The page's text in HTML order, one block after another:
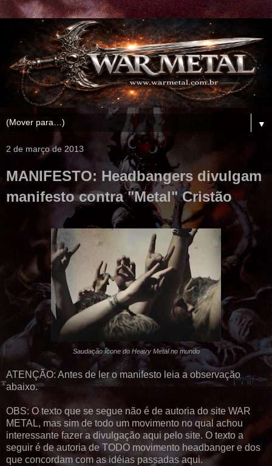
▼
2 de março de 2013
MANIFESTO: Headbangers divulgam
manifesto contra "Metal" Cristão
Saudação ícone do Heavy Metal no mundo
ATENÇÃO: Antes de ler o manifesto leia a observação
abaixo.
OBS: O texto que se segue não é de autoria do site WAR
METAL, mas sim de todo um movimento no qual achou
interessante fazer a divulgação aqui pelo site. O texto a
seguir é de autoria de TODO movimento headbanger e dos
que concordam com as idéias passadas aqui.